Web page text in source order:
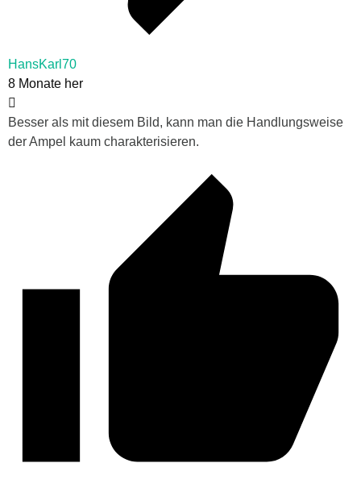
HansKarl70
8 Monate her
Besser als mit diesem Bild, kann man die Handlungsweise
der Ampel kaum charakterisieren.